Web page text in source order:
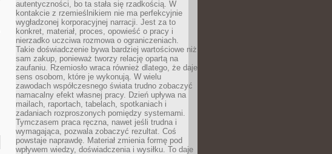
autentyczności, bo ta stała się rzadkością. W
kontakcie z rzemieślnikiem nie ma perfekcyjnie
wygładzonej korporacyjnej narracji. Jest za to
konkret, materiał, proces, opowieść o pracy i
nierzadko uczciwa rozmowa o ograniczeniach.
Takie doświadczenie bywa bardziej wartościowe niż
sam zakup, ponieważ tworzy relację opartą na
zaufaniu. Rzemiosło wraca również dlatego, że daje
sens osobom, które je wykonują. W wielu
zawodach współczesnego świata trudno zobaczyć
namacalny efekt własnej pracy. Dzień upływa na
mailach, raportach, tabelach, spotkaniach i
zadaniach rozproszonych pomiędzy systemami.
Tymczasem praca ręczna, nawet jeśli trudna i
wymagająca, pozwala zobaczyć rezultat. Coś
powstaje naprawdę. Materiał zmienia formę pod
wpływem wiedzy, doświadczenia i wysiłku. To daje